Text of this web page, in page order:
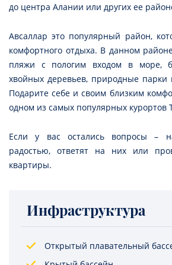
до центра Алании или других ее
Авсаллар это популярный район,
комфортного отдыха. В данном
пляжи с пологим входом в море,
хвойных деревьев, природные
Подарите себе и своим близким
одном из самых популярных курортов
Если у вас остались вопросы –
радостью, ответят на них или
квартиры.
Инфраструктура
Открытый плавательный